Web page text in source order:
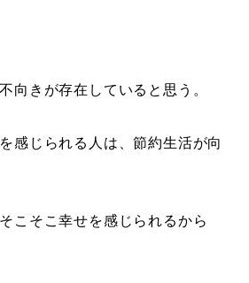
向きが存在していると思う。
感じられる人は、節約生活が向
こそこ幸せを感じられるから